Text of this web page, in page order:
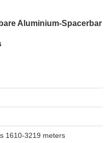
Aluminium-Spacerbar
1610-3219 meters